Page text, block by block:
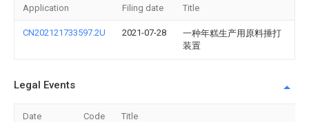
Application Filing date Title
CN202121733597.2U 2021-07-28
一种年糕生产用原料捶打
装置
Legal Events
Date Code Title